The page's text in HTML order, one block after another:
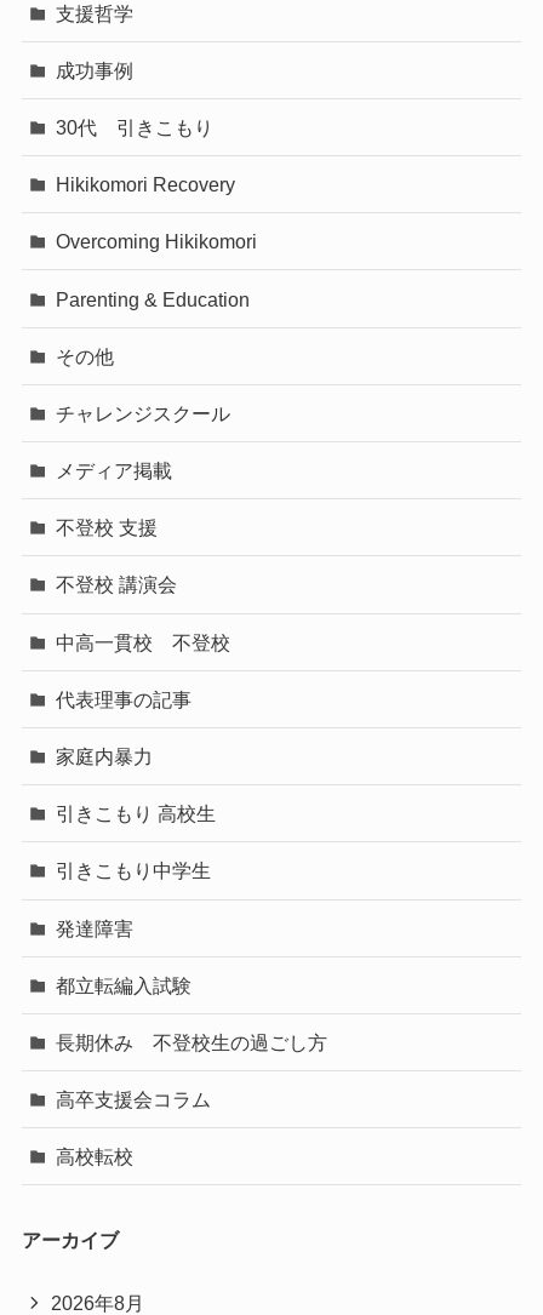
支援哲学
成功事例
30代 引きこもり
Hikikomori Recovery
Overcoming Hikikomori
Parenting & Education
その他
チャレンジスクール
メディア掲載
不登校 支援
不登校 講演会
中高一貫校 不登校
代表理事の記事
家庭内暴力
引きこもり 高校生
引きこもり中学生
発達障害
都立転編入試験
長期休み 不登校生の過ごし方
高卒支援会コラム
高校転校
アーカイブ
2026年8月